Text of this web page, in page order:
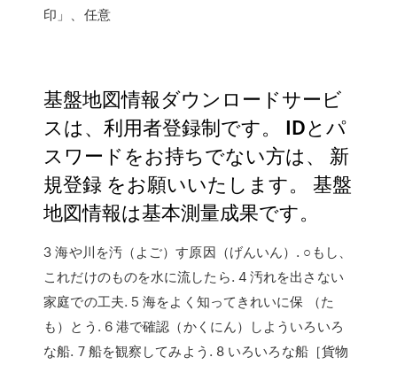
印」、任意
基盤地図情報ダウンロードサービ
スは、利用者登録制です。 IDとパ
スワードをお持ちでない方は、 新
規登録 をお願いいたします。 基盤
地図情報は基本測量成果です。
3 海や川を汚（よご）す原因（げんいん）. ○もし、
これだけのものを水に流したら. 4 汚れを出さない
家庭での工夫. 5 海をよく知ってきれいに保 （た
も）とう. 6 港で確認（かくにん）しよういろいろ
な船. 7 船を観察してみよう. 8 いろいろな船［貨物